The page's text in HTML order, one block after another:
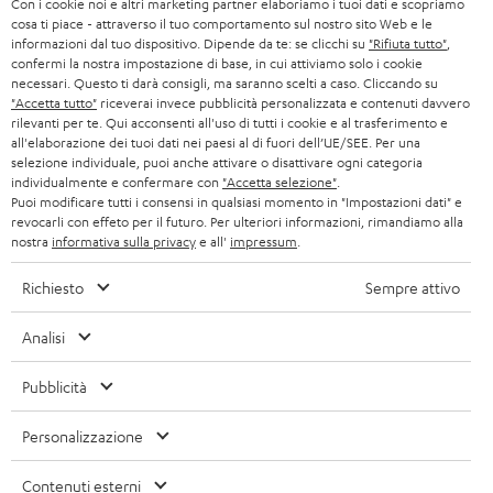
t
t
e
r
CUFFIE
CUFFIE BLUETOOTH
SET STEREO
ALTOPARLANTE
ULTIMA
CUFFIE IN-EAR
FANSHOP
NOVITÁ
BLOG
NEWSLETTER
NEGOZI
VANTAGGI TEUFEL
LA NOSTRA STORIA
SVIZZERA
PAESI BASSI
BELGIO
FRANCIA
POLONIA
ITALIA
USA
errori di battitura e omissioni. Gli accessori mostrati nelle nostre foto non sono
cosa ti piace - attraverso il tuo comportamento sul nostro sito Web e le
informazioni dal tuo dispositivo. Dipende da te: se clicchi su "Rifiuta tutto"
confermi la nostra impostazione di base, in cui attiviamo solo i cookie
necessari. Questo ti darà consigli, ma saranno scelti a caso. Cliccando su
"Accetta tutto" riceverai invece pubblicità personalizzata e contenuti davvero
rilevanti per te. Qui acconsenti all'uso di tutti i cookie e al trasferimento e
all'elaborazione dei tuoi dati nei paesi al di fuori dell’UE/SEE. Per una
selezione individuale, puoi anche attivare o disattivare ogni categoria
individualmente e confermare con "Accetta selezione"
Puoi modificare tutti i consensi in qualsiasi momento in "Impostazioni dati" e
revocarli con effeto per il futuro. Per ulteriori informazioni, rimandiamo alla
nostra informativa sulla privacye all' impressum
Richiesto Sempre attivo
Analisi
Pubblicità
Personalizzazione
Contenuti esterni